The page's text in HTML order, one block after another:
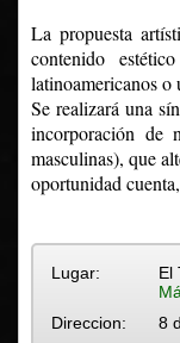
La propuesta
contenido
latinoamericanos o
Se realizará una
incorporación de
masculinas), que
oportunidad
Lugar:
El
Direccion:
8